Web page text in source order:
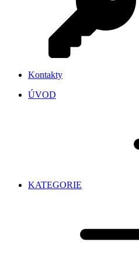
Kontakty
ÚVOD
KATEGORIE